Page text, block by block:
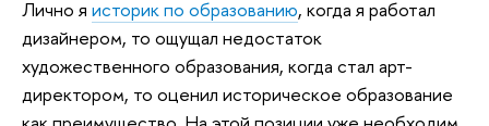
Лично я историк по образованию, когда я работал
дизайнером, то ощущал недостаток
художественного образования, когда стал арт-
директором, то оценил историческое образование